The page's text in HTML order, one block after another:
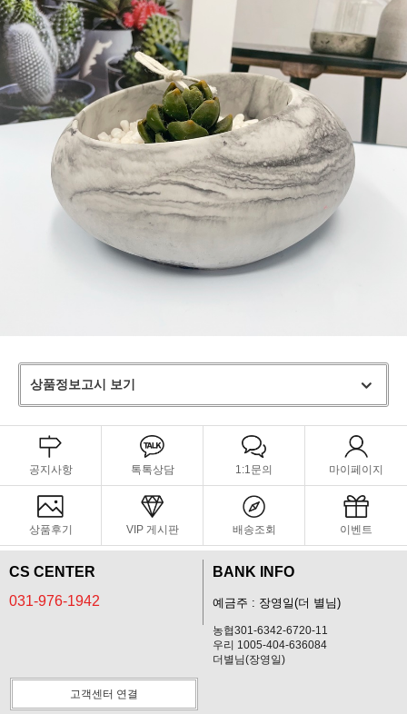
상품정보고시 보기
공지사항 톡톡상담 1:1문의 마이페이지
상품후기 VIP 게시판 배송조회 이벤트
CS CENTER
031-976-1942
BANK INFO
예금주 : 장영일(더 별님)
농협301-6342-6720-11
우리 1005-404-636084
더별님(장영일)
고객센터 연결